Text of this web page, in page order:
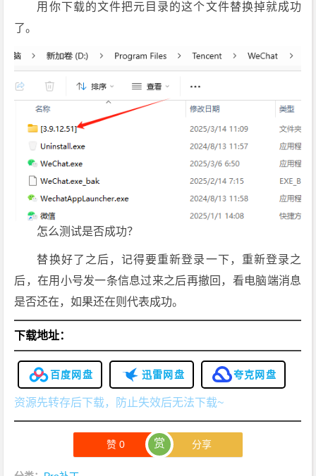
用你下载的文件把元目录的这个文件替换掉就成功
了。
怎么测试是否成功？
替换好了之后，记得要重新登录一下，重新登录之
后，在用小号发一条信息过来之后再撤回，看电脑端消息
是否还在，如果还在则代表成功。
下载地址：
百度网盘 迅雷网盘 夸克网盘
资源先转存后下载，防止失效后无法下载~
赞0 赏 分享